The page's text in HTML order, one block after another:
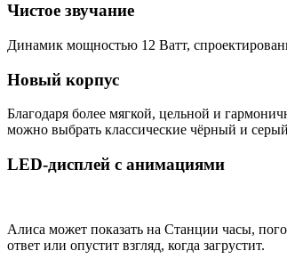
Чистое звучание
Динамик мощностью 12 Ватт,
Новый корпус
Благодаря более мягкой, цельной и
можно выбрать классические чёрный и
LED-дисплей с анимациями
Алиса может показать на Станции часы,
ответ или опустит взгляд, когда загрустит.